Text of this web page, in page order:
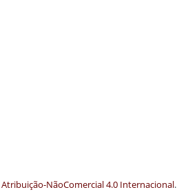
NãoComercial 4.0 Internacional.